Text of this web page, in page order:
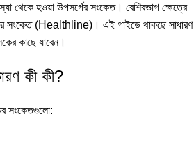
থেকে হওয়া উপসর্গের সংকেত। বেশিরভাগ ক্ষেত্রে
সংকেত (Healthline)। এই গাইডে থাকছে সাধারণ
কাছে যাবেন।
কী কী?
সংকেতগুলো: